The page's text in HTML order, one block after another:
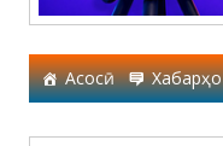
Асосӣ Хабарҳо